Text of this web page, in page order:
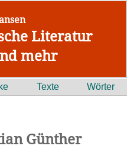
Literatur
mehr
Texte Wörter
Günther